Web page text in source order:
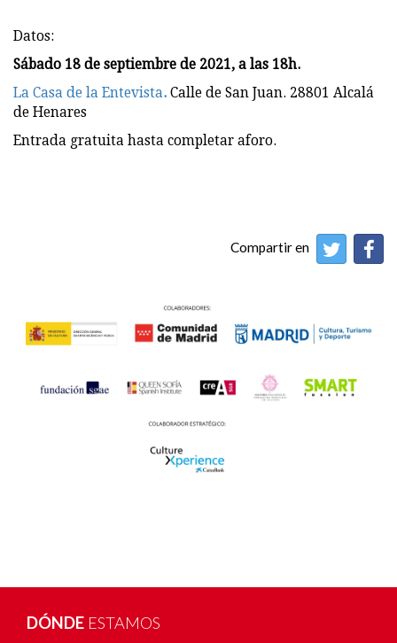
Datos:
Sábado 18 de septiembre de 2021, a las 18h.
La Casa de la Entevista. Calle de San Juan. 28801 Alcalá
de Henares
Entrada gratuita hasta completar aforo.
Compartir en
DÓNDE ESTAMOS